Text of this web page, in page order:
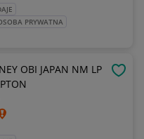
PRYWATNA
OBI JAPAN NM LP